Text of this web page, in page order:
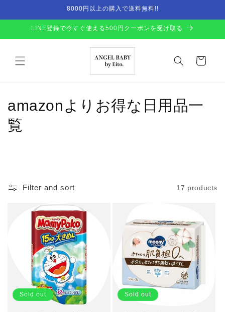
8000円以上の購入で送料無料!!
LINE登録で今すぐ使える500円クーポンを受け取る
Cart
C
o
e
amazonよりお得な日用品一
覧
Filter and sort 17 products
Sold out Sold out